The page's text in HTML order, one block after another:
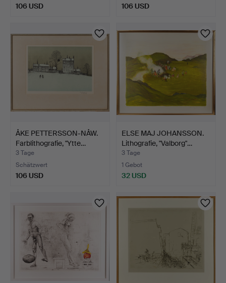
106 USD 106 USD
ÅKE PETTERSSON-NÅW.
Farblithografie, "Ytte…
3 Tage
Schätzwert
106 USD
ELSE MAJ JOHANSSON.
Lithografie, "Valborg"…
3 Tage
1 Gebot
32 USD